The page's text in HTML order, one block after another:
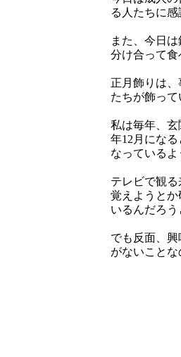
る人たちに感
また、今日
分け合って
正月飾りは
たちが飾って
私は毎年、
年12月にな
なっている
テレビで観
覚えようと
いるんだろ
でも反面、
がないことな